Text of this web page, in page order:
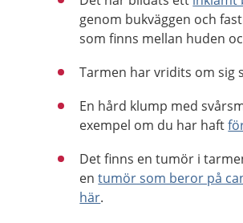
genom bukväggen och
som finns mellan huden
Tarmen har vridits om sig
En hård klump med
exempel om du har haft
Det finns en tumör i
entumör som beror på
här.